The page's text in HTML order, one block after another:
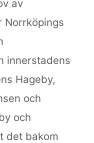
av
Norrköpings
innerstadens
Hageby,
och
och
det bakom